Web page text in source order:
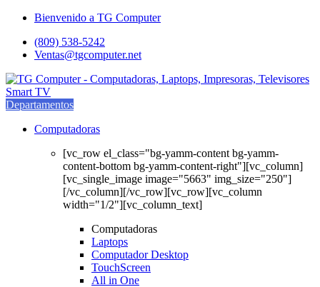
Saltar
navegación
saltar
contenido
Bienvenido a TG Computer
(809) 538-5242
Ventas@tgcomputer.net
Departamentos
Computadoras
[vc_row el_class="bg-yamm-content bg-yamm-
content-bottom bg-yamm-content-right"][vc_column]
[vc_single_image image="5663" img_size="250"]
[/vc_column][/vc_row][vc_row][vc_column
width="1/2"][vc_column_text]
Computadoras
Laptops
Computador Desktop
TouchScreen
All in One